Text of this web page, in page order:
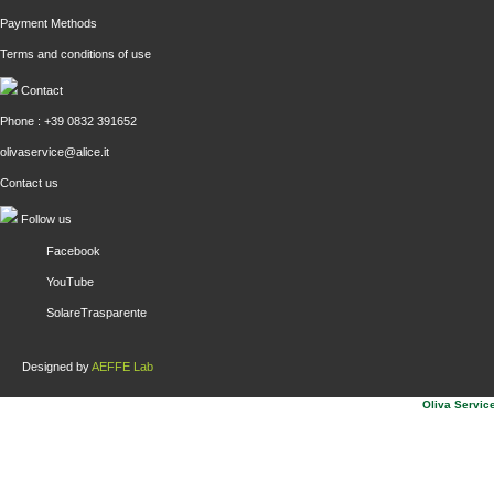
Payment Methods
Terms and conditions of use
Contact
Phone : +39 0832 391652
olivaservice@alice.it
Contact us
Follow us
Facebook
YouTube
SolareTrasparente
Designed byAEFFE Lab
Oliva